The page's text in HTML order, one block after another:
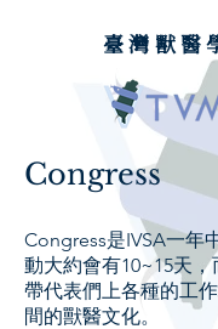
臺灣獸醫
Congress
Congress是IVSA一年
動大約會有10~15天
帶代表們上各種的工
間的獸醫文化。